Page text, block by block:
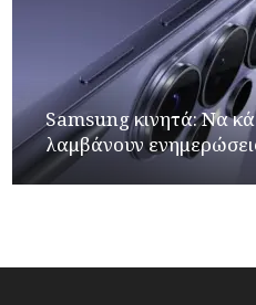
Samsung κινητά: Να
λαμβάνουν